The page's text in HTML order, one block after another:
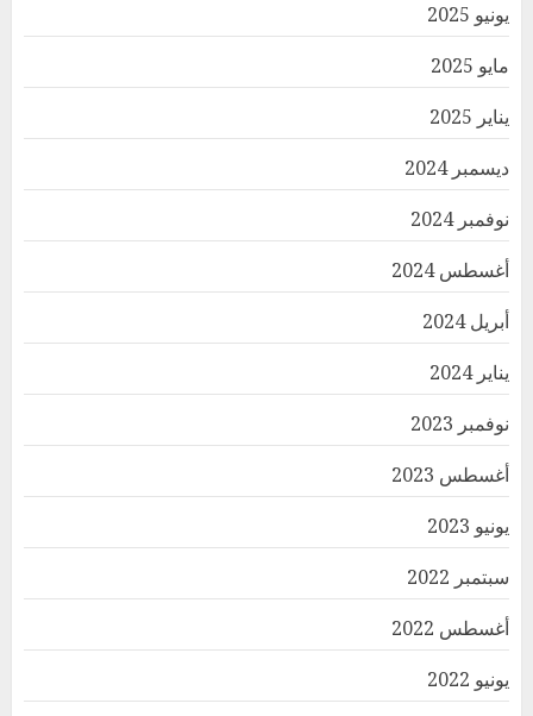
يونيو 2025
مايو 2025
يناير 2025
ديسمبر 2024
نوفمبر 2024
أغسطس 2024
أبريل 2024
يناير 2024
نوفمبر 2023
أغسطس 2023
يونيو 2023
سبتمبر 2022
أغسطس 2022
يونيو 2022